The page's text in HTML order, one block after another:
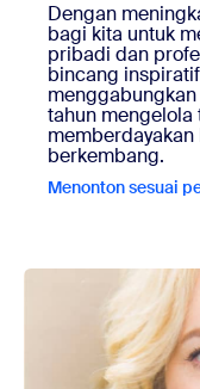
Dengan
bagi kita untuk
pribadi dan
bincang
tahun
berkembang.
Menonton sesuai
Menonton sesuai